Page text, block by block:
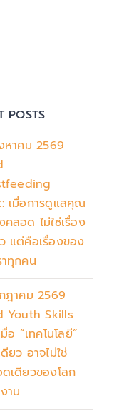
POSTS
หาคม 2569
เมื่อการดูแลคุณ
คลอด ไม่ใช่เรื่อง
แต่คือเรื่องของ
ทุกคน
ฎาคม 2569
Youth Skills
อ “เทคโนโลยี”
ยว อาจไม่ใช่
เดียวของโลก
าน